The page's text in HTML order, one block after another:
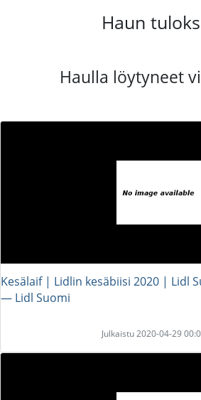
Haun
Haulla löytyneet
Kesälaif | Lidlin kesäbiisi 2020 | Lidl
― Lidl Suomi
Julkaistu 2020-04-29